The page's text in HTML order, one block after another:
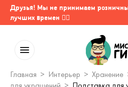
Друзья! Мы не принимаем
лучших времен 🤷‍♂️
Главная Интерьер Хранение